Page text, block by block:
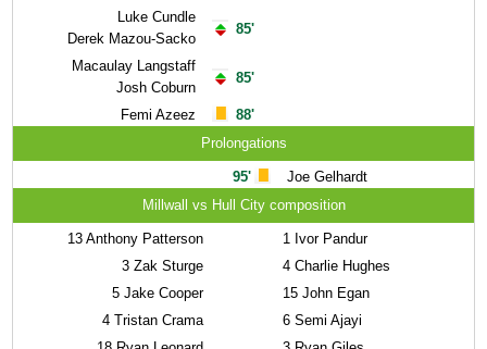
Luke Cundle
Derek Mazou-Sacko
Macaulay Langstaff
Josh Coburn
Femi Azeez
85'
85'
88'
Prolongations
95'
Joe Gelhardt
Millwall vs Hull City composition
13 Anthony Patterson
3 Zak Sturge
5 Jake Cooper
4 Tristan Crama
1 Ivor Pandur
4 Charlie Hughes
15 John Egan
6 Semi Ajayi